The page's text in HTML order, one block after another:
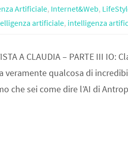
Artificiale, Internet&Web,
artificiale, intelligenza
A CLAUDIA – PARTE III
qualcosa di
che sei come dire l’AI di